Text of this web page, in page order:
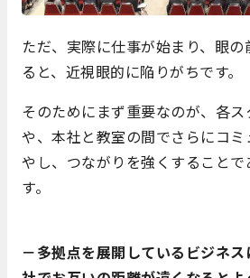
ただ、実際に仕事が始まり、眼
ると、近視眼的に陥りがちです。
そのためにまず重要なのが、各
や、本社と教室の間でさらにコ
やし、つながりを強くすることで
す。
－多拠点を展開しているビジネ